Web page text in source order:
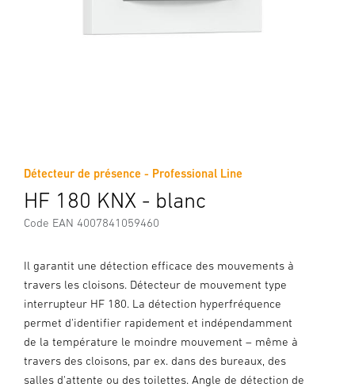
Détecteur de présence - Professional Line
HF 180 KNX - blanc
Code EAN 4007841059460
Il garantit une détection efficace des mouvements à
travers les cloisons. Détecteur de mouvement type
interrupteur HF 180. La détection hyperfréquence
permet d'identifier rapidement et indépendamment
de la température le moindre mouvement – même à
travers des cloisons, par ex. dans des bureaux, des
salles d'attente ou des toilettes. Angle de détection de